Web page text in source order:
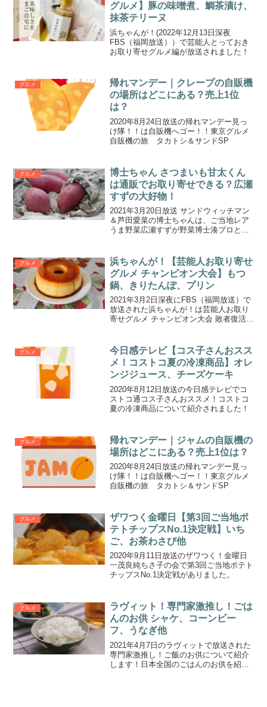
グルメ】豚の味噌煮、鯛茶漬け、
抹茶テリーヌ
浜ちゃんが！(2022年12月13日深夜
FBS（福岡放送））で芸能人とっておき
お取り寄せグルメ編が放送されました！
グルメ
帰れマンデー｜クレープの自販機
の場所はどこにある？売上1位
は？
2020年8月24日放送の帰れマンデー見っ
け隊！！は自販機へゴー！！東京グルメ
自販機の旅 タカトシ＆サンドSP
グルメ
博士ちゃん さつまいも甘太くん
は通販でお取り寄せできる？広瀬
すずの大好物！
2021年3月20日放送 サンドウィッチマン
＆芦田愛菜の博士ちゃんは、ご当地レア
うま野菜広瀬すずが野菜博士湊プロと目
大分県産さつまいも甘太くんはお取り寄
せできるのか調べ...
グルメ
浜ちゃんが！【芸能人お取り寄せ
グルメ チャンピオン大会】もつ
鍋、きりたんぽ、プリン
2021年3月2日深夜にFBS（福岡放送）で
放送された浜ちゃんが！は芸能人お取り
寄せグルメ チャンピオン大会 敗者復活プ
グルメ
今日感テレビ【コス子さんおスス
メ！コストコ夏の冷凍商品】オレ
ンジジュース、チーズケーキ
2020年8月12日放送の今日感テレビでコ
ストコ通コス子さんおススメ！コストコ
夏の冷凍商品について紹介されました！
グルメ
帰れマンデー｜ジャムの自販機の
場所はどこにある？売上1位は？
2020年8月24日放送の帰れマンデー見っ
け隊！！は自販機へゴー！！東京グルメ
自販機の旅 タカトシ＆サンドSP
グルメ
ザワつく金曜日【第3回ご当地ポ
テトチップスNo.1決定戦】いち
ご、お茶わさび他
2020年9月11日放送のザワつく！金曜日
一茂良純ちさ子の会で第3回ご当地ポテト
チップスNo.1決定戦がありました。
グルメ
ラヴィット！専門家激推し！ごは
んのお供 シャケ、コーンビー
フ、うなぎ他
2021年4月7日のラヴィットで放送された
専門家激推し！ご飯のお供について紹介
します！日本全国のごはんのお供を紹介